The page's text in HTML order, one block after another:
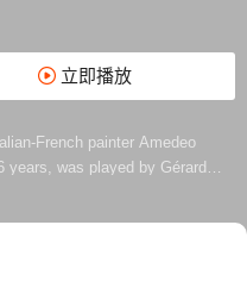
立即播放
French painter Amedeo
years, was played by Gérard
shooting of this movie and died
...